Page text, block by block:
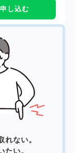
し込む
れない。
たい。